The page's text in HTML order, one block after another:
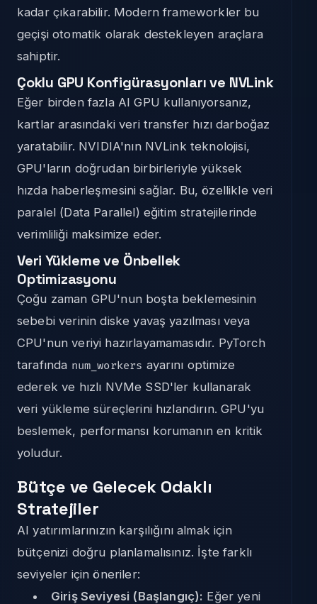
kadar çıkarabilir. Modern frameworkler bu
geçişi otomatik olarak destekleyen araçlara
sahiptir.
Çoklu GPU Konfigürasyonları ve NVLink
Eğer birden fazla AI GPU kullanıyorsanız,
kartlar arasındaki veri transfer hızı darboğaz
yaratabilir. NVIDIA'nın NVLink teknolojisi,
GPU'ların doğrudan birbirleriyle yüksek
hızda haberleşmesini sağlar. Bu, özellikle veri
paralel (Data Parallel) eğitim stratejilerinde
verimliliği maksimize eder.
Veri Yükleme ve Önbellek
Optimizasyonu
Çoğu zaman GPU'nun boşta beklemesinin
sebebi verinin diske yavaş yazılması veya
CPU'nun veriyi hazırlayamamasıdır. PyTorch
tarafında num_workers ayarını optimize
ederek ve hızlı NVMe SSD'ler kullanarak
veri yükleme süreçlerini hızlandırın. GPU'yu
beslemek, performansı korumanın en kritik
yoludur.
Bütçe ve Gelecek Odaklı
Stratejiler
AI yatırımlarınızın karşılığını almak için
bütçenizi doğru planlamalısınız. İşte farklı
seviyeler için öneriler:
Giriş Seviyesi (Başlangıç): Eğer yeni